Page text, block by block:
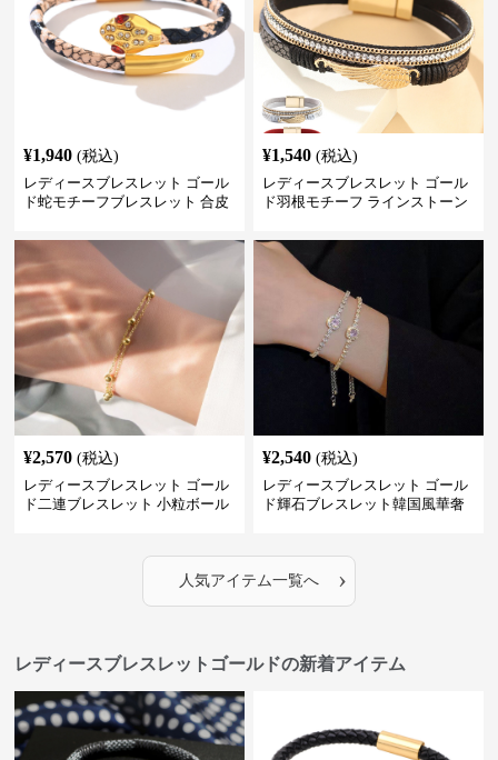
¥1,940 (税込)
レディースブレスレット ゴール
ド蛇モチーフブレスレット 合皮
¥1,540 (税込)
レディースブレスレット ゴール
ド羽根モチーフ ラインストーン
¥2,570 (税込)
レディースブレスレット ゴール
ド二連ブレスレット 小粒ボール
¥2,540 (税込)
レディースブレスレット ゴール
ド輝石ブレスレット韓国風華奢
人気アイテム一覧へ ›
レディースブレスレットゴールドの新着アイテム